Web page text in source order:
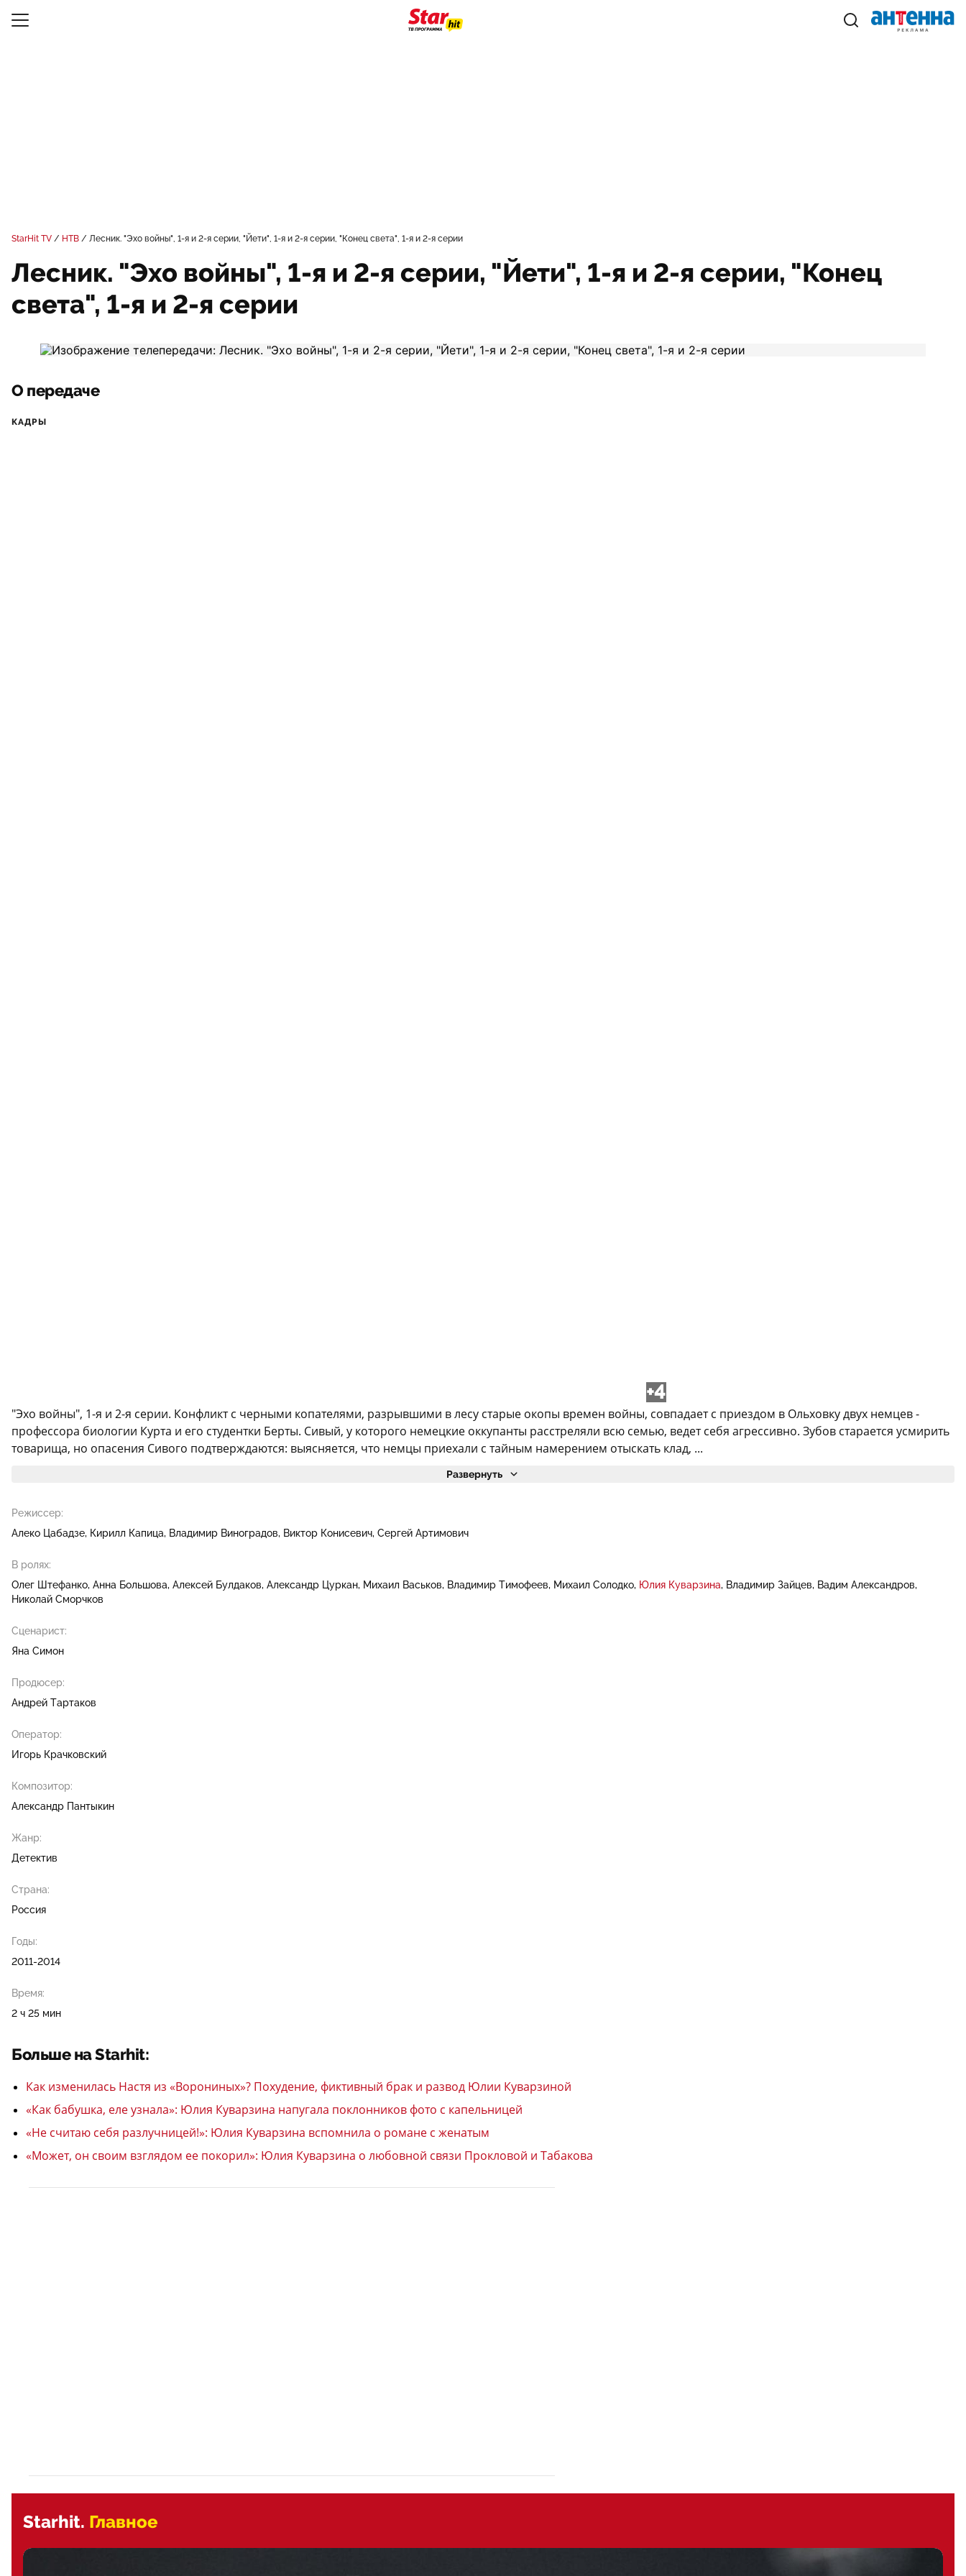
StarHit TV НТВ Лесник. "Эхо войны", 1-я и 2-я серии, "Йети", 1-я и 2-я серии, "Конец света", 1-я и 2-я серии
Лесник. "Эхо войны", 1-я и 2-я серии, "Йети", 1-я и 2-я серии, "Конец
света", 1-я и 2-я серии
О передаче
КАДРЫ
+4
"Эхо войны", 1-я и 2-я серии. Конфликт с черными копателями, разрывшими в лесу старые окопы времен войны, совпадает с приездом в Ольховку двух немцев -
профессора биологии Курта и его студентки Берты. Сивый, у которого немецкие оккупанты расстреляли всю семью, ведет себя агрессивно. Зубов старается усмирить
товарища, но опасения Сивого подтверждаются: выясняется, что немцы приехали с тайным намерением отыскать клад, ...
Развернуть
Режиссер:
Алеко Цабадзе Кирилл Капица Владимир Виноградов Виктор Конисевич Сергей Артимович
В ролях:
Олег Штефанко Анна Большова Алексей Булдаков Александр Цуркан Михаил Васьков Владимир Тимофеев Михаил Солодко Юлия Куварзина Владимир Зайцев
Вадим Александров
Николай Сморчков
Сценарист:
Яна Симон
Продюсер:
Андрей Тартаков
Оператор:
Игорь Крачковский
Композитор:
Александр Пантыкин
Жанр:
Детектив
Страна:
Россия
Годы:
2011-2014
Время:
2 ч 25 мин
Больше на Starhit:
Как изменилась Настя из «Ворониных»? Похудение, фиктивный брак и развод Юлии Куварзиной
«Как бабушка, еле узнала»: Юлия Куварзина напугала поклонников фото с капельницей
«Не считаю себя разлучницей!»: Юлия Куварзина вспомнила о романе с женатым
«Может, он своим взглядом ее покорил»: Юлия Куварзина о любовной связи Прокловой и Табакова
Starhit. Главное